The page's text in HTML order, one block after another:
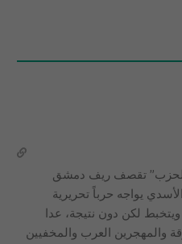
“الحزب” تقصف ريف دمشق
يواجه حرباً تحريرية
ويتخبط لكن دون نتيجة، عدا
والمهجرين العرب والمخفيين